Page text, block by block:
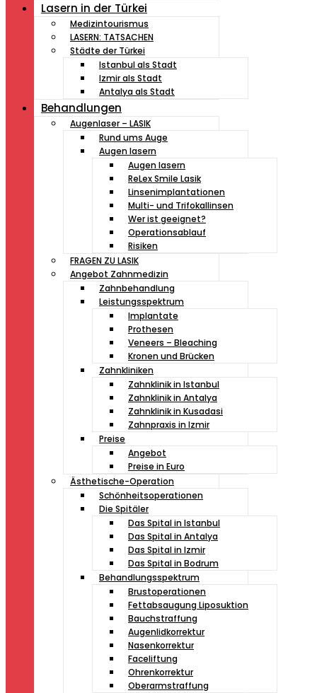
Lasern in der Türkei
Medizintourismus
LASERN: TATSACHEN
Städte der Türkei
Istanbul als Stadt
Izmir als Stadt
Antalya als Stadt
Behandlungen
Augenlaser – LASIK
Rund ums Auge
Augen lasern
Augen lasern
ReLex Smile Lasik
Linsenimplantationen
Multi- und Trifokallinsen
Wer ist geeignet?
Operationsablauf
Risiken
FRAGEN ZU LASIK
Angebot Zahnmedizin
Zahnbehandlung
Leistungsspektrum
Implantate
Prothesen
Veneers – Bleaching
Kronen und Brücken
Zahnkliniken
Zahnklinik in Istanbul
Zahnklinik in Antalya
Zahnklinik in Kusadasi
Zahnpraxis in Izmir
Preise
Angebot
Preise in Euro
Ästhetische-Operation
Schönheitsoperationen
Die Spitäler
Das Spital in Istanbul
Das Spital in Antalya
Das Spital in Izmir
Das Spital in Bodrum
Behandlungsspektrum
Brustoperationen
Fettabsaugung Liposuktion
Bauchstraffung
Augenlidkorrektur
Nasenkorrektur
Faceliftung
Ohrenkorrektur
Oberarmstraffung